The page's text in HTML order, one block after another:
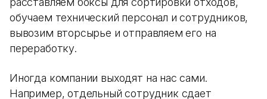
обучаем технический персонал и сотрудников,
вывозим вторсырье и отправляем его на
переработку.
Иногда компании выходят на нас сами.
Например, отдельный сотрудник сдает